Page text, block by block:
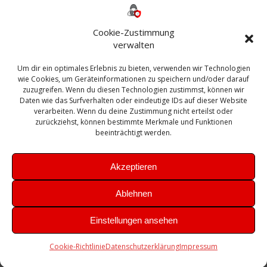
Cookie-Zustimmung
verwalten
Um dir ein optimales Erlebnis zu bieten, verwenden wir Technologien
wie Cookies, um Geräteinformationen zu speichern und/oder darauf
zuzugreifen. Wenn du diesen Technologien zustimmst, können wir
Daten wie das Surfverhalten oder eindeutige IDs auf dieser Website
verarbeiten. Wenn du deine Zustimmung nicht erteilst oder
zurückziehst, können bestimmte Merkmale und Funktionen
beeinträchtigt werden.
Akzeptieren
Ablehnen
Einstellungen ansehen
Cookie-RichtlinieDatenschutzerklärungImpressum
Bautagebuch
Exchange firewall Fritzbox
Microsoft
Sanierung SBS Security Server Sicherheit
Sicherung SIEM Sophos SSL Ubuntu
Update Upgrade UTM VCenter VCSA Veeam
VMWare VPN WAZUH Windows
Zertifikat
Theme